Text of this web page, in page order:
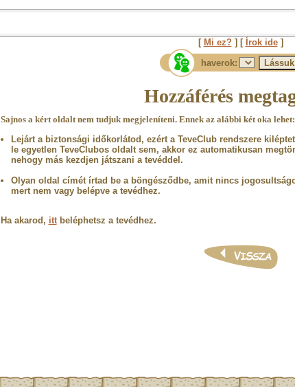
[ Mi ez?] [ Írok ide]
haverok:
Hozzáférés
Sajnos a kért oldalt nem tudjuk megjeleníteni. Ennek az alábbi két oka lehet:
Lejárt a biztonsági időkorlátod, ezért a TeveClub rendszere
le egyetlen TeveClubos oldalt sem, akkor ez automatikusan
nehogy más kezdjen játszani a tevéddel.
Olyan oldal címét írtad be a böngésződbe, amit nincs
mert nem vagy belépve a tevédhez.
Ha akarod, ittbeléphetsz a tevédhez.